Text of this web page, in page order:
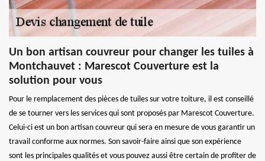
Un bon artisan couvreur pour changer les tuiles à
Montchauvet : Marescot Couverture est la
solution pour vous
Pour le remplacement des pièces de tuiles sur votre toiture, il est conseillé
de se tourner vers les services qui sont proposés par Marescot Couverture.
Celui-ci est un bon artisan couvreur qui sera en mesure de vous garantir un
travail conforme aux normes. Son savoir-faire ainsi que son expérience
sont les principales qualités et vous pouvez aussi être certain de profiter de